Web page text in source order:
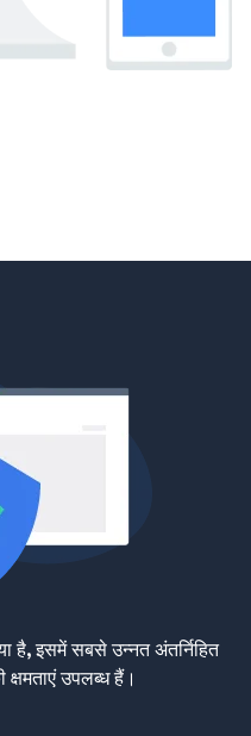
है, इसमें सबसे उन्नत अंतर्निहित
उपलब्ध हैं।